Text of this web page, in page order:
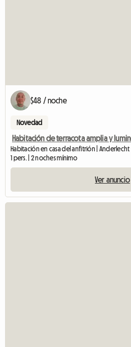
$48 / noche
Novedad
Habitación de terracota amplia y
Habitación en casa del anfitrión | Anderlecht
1 pers. | 2 noches mínimo
Ver anuncio